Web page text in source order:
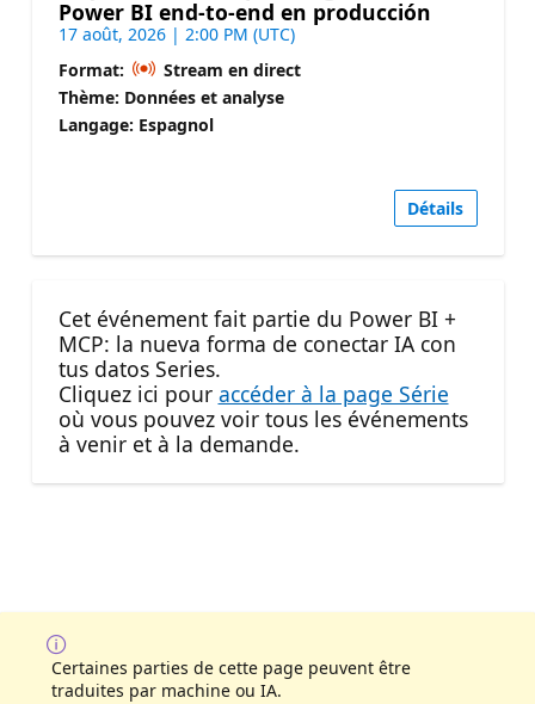
Power BI end-to-end en producción
17 août, 2026 | 2:00 PM (UTC)
Format:
Stream en direct
Thème: Données et analyse
Langage: Espagnol
Détails
Cet événement fait partie du Power BI +
MCP: la nueva forma de conectar IA con
tus datos Series.
Cliquez ici pour accéder à la page Série
où vous pouvez voir tous les événements
à venir et à la demande.
Certaines parties de cette page peuvent être
traduites par machine ou IA.